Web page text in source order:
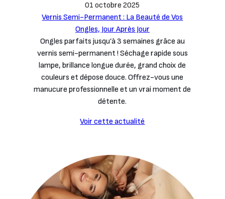
01 octobre 2025
Vernis Semi-Permanent : La Beauté de Vos
Ongles, Jour Après Jour
Ongles parfaits jusqu’à 3 semaines grâce au
vernis semi-permanent ! Séchage rapide sous
lampe, brillance longue durée, grand choix de
couleurs et dépose douce. Offrez-vous une
manucure professionnelle et un vrai moment de
détente.
Voir cette actualité